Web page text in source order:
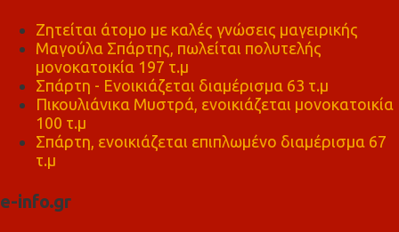
Ζητείται άτομο με καλές γνώσεις μαγειρικής
Μαγούλα Σπάρτης, πωλείται πολυτελής
μονοκατοικία 197 τ.μ
Σπάρτη - Ενοικιάζεται διαμέρισμα 63 τ.μ
Πικουλιάνικα Μυστρά, ενοικιάζεται μονοκατοικία
100 τ.μ
Σπάρτη, ενοικιάζεται επιπλωμένο διαμέρισμα 67
τ.μ
e-info.gr